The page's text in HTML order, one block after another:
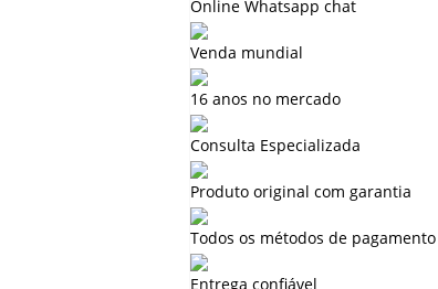
Online Whatsapp chat
Venda mundial
16 anos no mercado
Consulta Especializada
Produto original com garantia
Todos os métodos de
Entrega confiável